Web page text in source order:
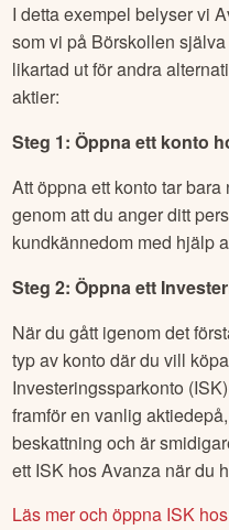
I detta exempel belyser vi
som vi på Börskollen
likartad ut för andra
aktier:
Steg 1: Öppna ett konto
Att öppna ett konto tar
genom att du anger ditt
kundkännedom med hjälp
Steg 2: Öppna ett
När du gått igenom det
typ av konto där du vill
Investeringssparkonto
framför en vanlig
beskattning och är
ett ISK hos Avanza när du
Läs mer och öppna ISK